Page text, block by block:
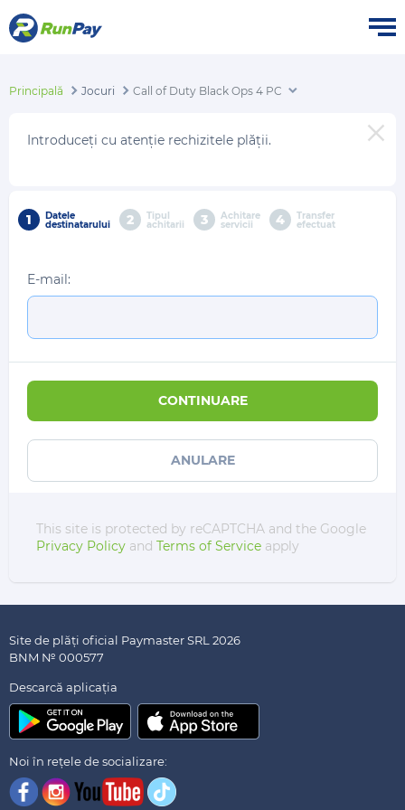
Principală Jocuri Call of Duty Black Ops 4 PC
1 Datele
destinatarului 2 Tipul
achitarii 3 Achitare
servicii 4 Transfer
efectuat
E-mail:
CONTINUARE
ANULARE
This site is protected by reCAPTCHA and the Google
Privacy Policy and Terms of Service apply
Introduceți cu atenție rechizitele plății.
Site de plăți oficial Paymaster SRL 2026
BNM № 000577
Descarсă aplicația
Noi în rețele de socializare: